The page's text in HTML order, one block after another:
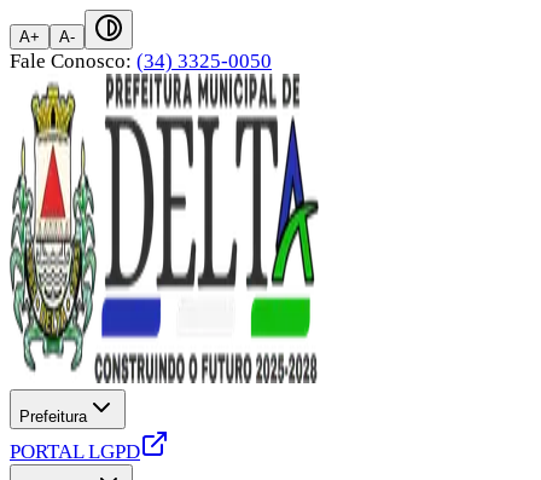
A+ A-
Fale Conosco: (34) 3325-0050
Prefeitura
PORTAL LGPD